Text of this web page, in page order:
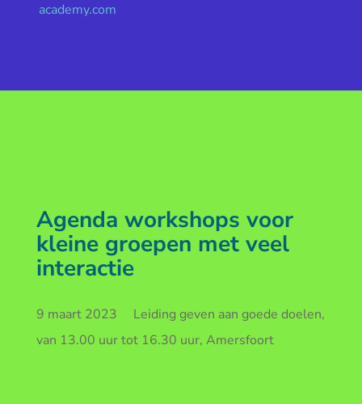
academy.com
Agenda workshops voor
kleine groepen met veel
interactie
9 maart 2023 Leiding geven aan goede doelen,
van 13.00 uur tot 16.30 uur, Amersfoort